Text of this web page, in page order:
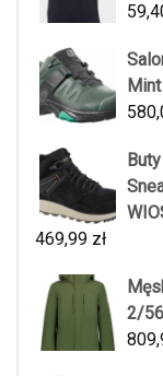
469,99 zł
2/